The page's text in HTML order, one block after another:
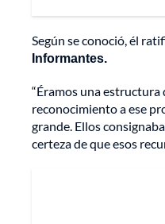
Según se conoció, él
Informantes.
“Éramos una estructura
reconocimiento a ese
grande. Ellos
certeza de que esos